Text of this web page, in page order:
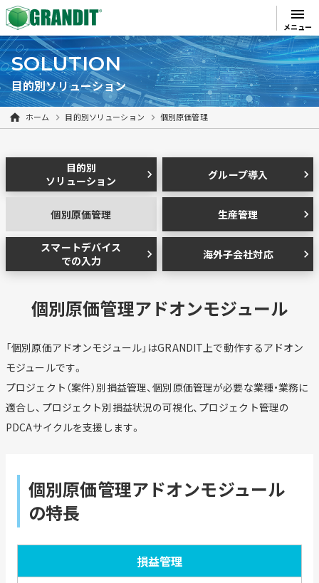
menu
メニュー
SOLUTION
目的別ソリューション
ホーム 目的別ソリューション 個別原価管理
目的別
ソリューション
chevron_right グループ導入 chevron_right
個別原価管理 生産管理 chevron_right
スマートデバイス
での入力
chevron_right 海外子会社対応 chevron_right
個別原価管理アドオンモジュール
「個別原価アドオンモジュール」はGRANDIT上で動作するアドオン
モジュールです。
プロジェクト（案件）別損益管理、個別原価管理が必要な業種・業務に
適合し、プロジェクト別損益状況の可視化、プロジェクト管理の
PDCAサイクルを支援します。
個別原価管理アドオンモジュール
の特長
損益管理